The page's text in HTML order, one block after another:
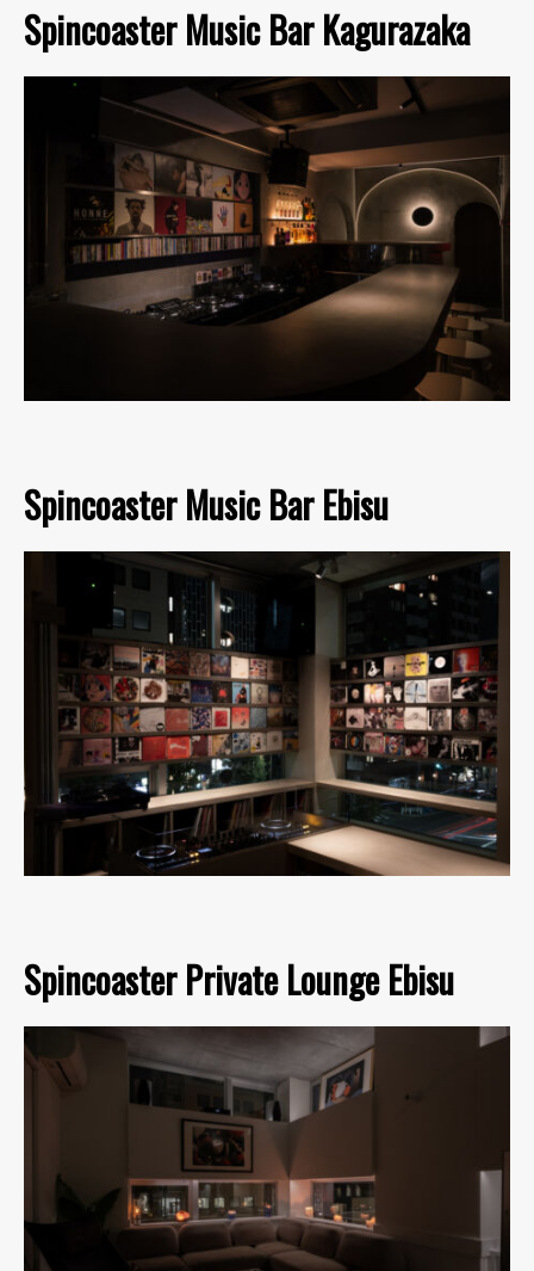
Spincoaster Music Bar Kagurazaka
Spincoaster Music Bar Ebisu
Spincoaster Private Lounge Ebisu